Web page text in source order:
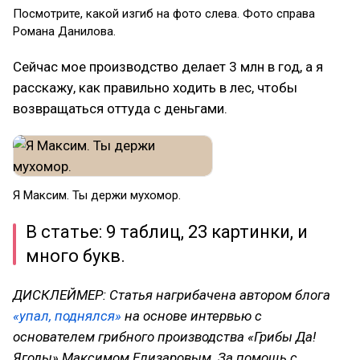
Посмотрите, какой изгиб на фото слева. Фото справа
Романа Данилова.
Сейчас мое производство делает 3 млн в год, а я
расскажу, как правильно ходить в лес, чтобы
возвращаться оттуда с деньгами.
Я Максим. Ты держи мухомор.
В статье: 9 таблиц, 23 картинки, и
много букв.
ДИСКЛЕЙМЕР: Статья нагрибачена автором блога
«упал, поднялся» на основе интервью с
основателем грибного производства «Грибы Да!